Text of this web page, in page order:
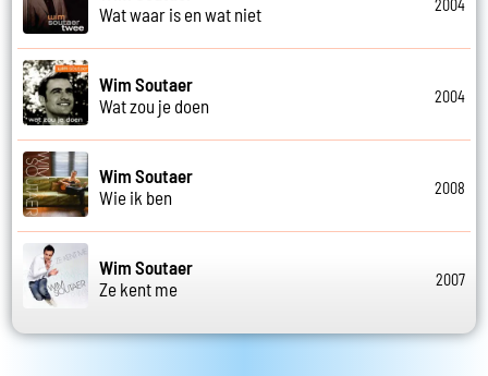
Wat waar is en wat niet
2004
Wim Soutaer
Wat zou je doen
2004
Wim Soutaer
Wie ik ben
2008
Wim Soutaer
Ze kent me
2007